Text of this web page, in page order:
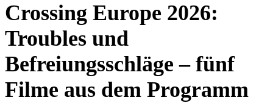
Crossing Europe 2026:
Troubles und
Befreiungsschläge – fünf
Filme aus dem Programm